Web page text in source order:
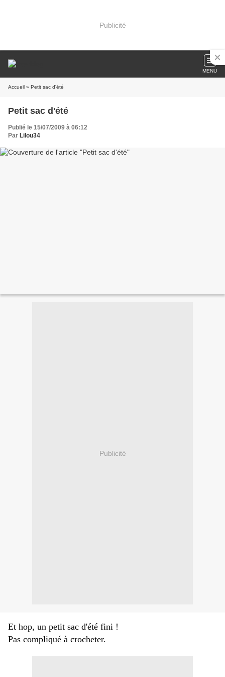
Publicité
MENU
Accueil » Petit sac d'été
Petit sac d'été
Publié le 15/07/2009 à 06:12
Par Lilou34
Publicité
Et hop, un petit sac d'été fini !
Pas compliqué à crocheter.